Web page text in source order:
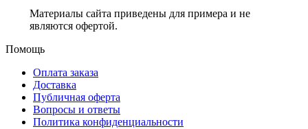
Материалы сайта приведены для примера и не
являются офертой.
Помощь
Оплата заказа
Доставка
Публичная оферта
Вопросы и ответы
Политика конфиденциальности